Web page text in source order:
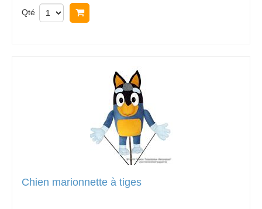
Qté
Chien marionnette à tiges